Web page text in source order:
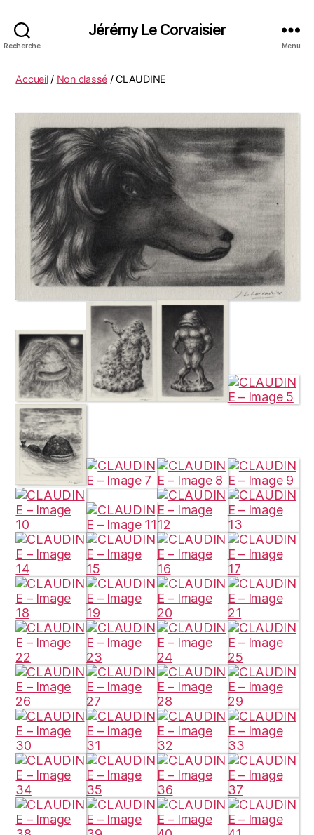
Recherche
Jérémy Le Corvaisier
Menu
Accueil/ Non classé / CLAUDINE